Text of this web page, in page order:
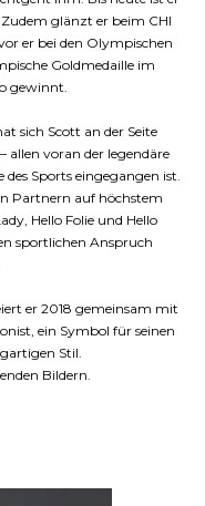
Zudem glänzt er beim CHI
er bei den Olympischen
Goldmedaille im
gewinnt.
sich Scott an der Seite
allen voran der legendäre
Sports eingegangen ist.
Partnern auf höchstem
Hello Folie und Hello
sportlichen Anspruch
er 2018 gemeinsam mit
ein Symbol für seinen
Stil.
Bildern.